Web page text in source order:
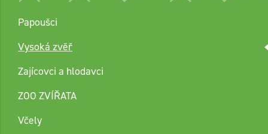
Papoušci
Vysoká zvěř
Zajícovci a hlodavci
ZOO ZVÍŘATA
Včely